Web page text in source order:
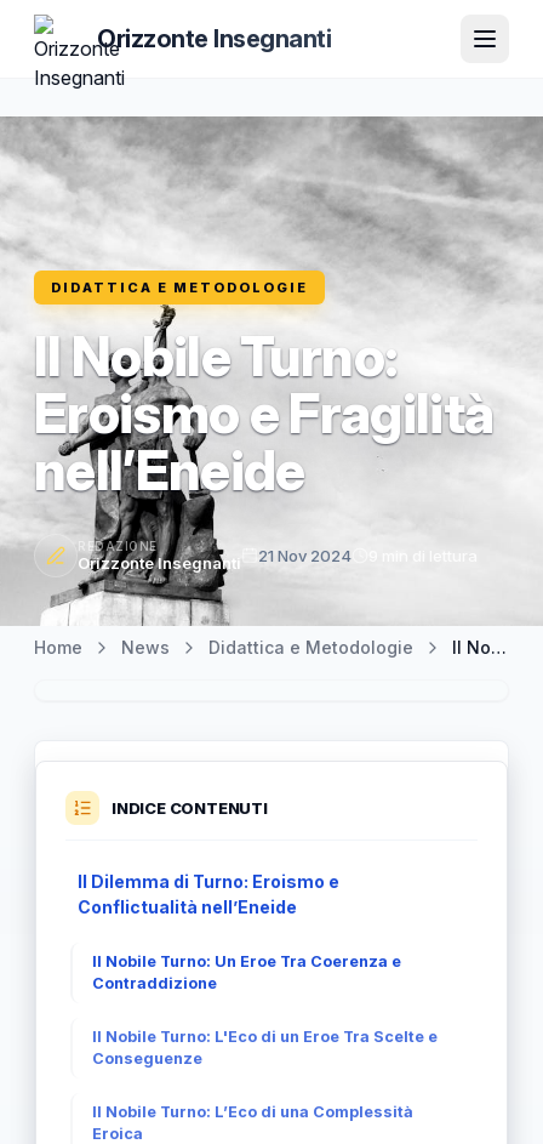
Orizzonte Insegnanti
DIDATTICA E METODOLOGIE
Il Nobile Turno:
Eroismo e Fragilità
nell’Eneide
REDAZIONE
Orizzonte Insegnanti 21 Nov 2024
Home News Didattica e Metodologie Il Nobile Turno: Eroismo e Fragilità nell’Eneide
INDICE CONTENUTI
Il Dilemma di Turno: Eroismo e
Conflictualità nell’Eneide
Il Nobile Turno: Un Eroe Tra Coerenza e
Contraddizione
Il Nobile Turno: L'Eco di un Eroe Tra Scelte e
Conseguenze
Il Nobile Turno: L’Eco di una Complessità
Eroica